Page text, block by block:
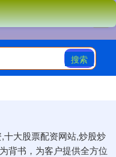
搜索
大股票配资网站,炒股炒
背书，为客户提供全方位